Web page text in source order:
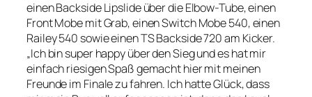
einen Backside Lipslide über die Elbow-Tube, einen
Front Mobe mit Grab, einen Switch Mobe 540, einen
Railey 540 sowie einen TS Backside 720 am Kicker.
„Ich bin super happy über den Sieg und es hat mir
einfach riesigen Spaß gemacht hier mit meinen
Freunde im Finale zu fahren. Ich hatte Glück, dass